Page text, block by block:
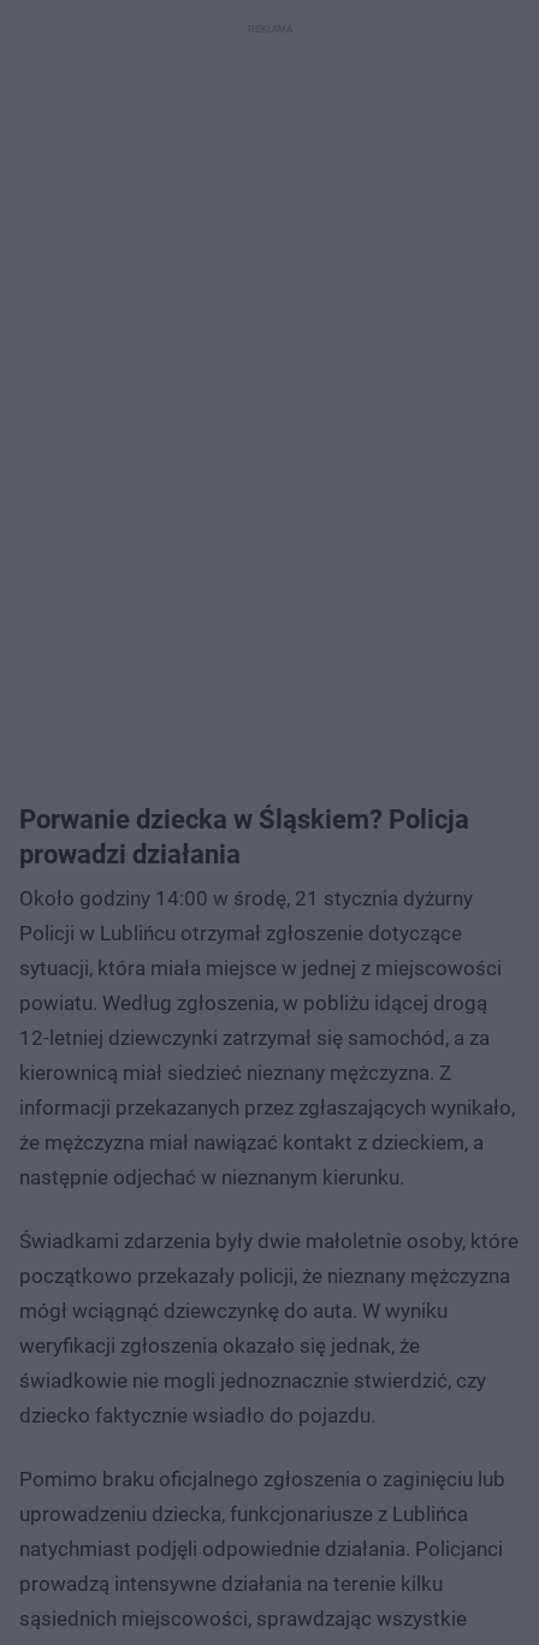
Porwanie dziecka w Śląskiem? Policja
prowadzi działania
Około godziny 14:00 w środę, 21 stycznia dyżurny
Policji w Lublińcu otrzymał zgłoszenie dotyczące
sytuacji, która miała miejsce w jednej z miejscowości
powiatu. Według zgłoszenia, w pobliżu idącej drogą
12-letniej dziewczynki zatrzymał się samochód, a za
kierownicą miał siedzieć nieznany mężczyzna. Z
informacji przekazanych przez zgłaszających wynikało,
że mężczyzna miał nawiązać kontakt z dzieckiem, a
następnie odjechać w nieznanym kierunku.
Świadkami zdarzenia były dwie małoletnie osoby, które
początkowo przekazały policji, że nieznany mężczyzna
mógł wciągnąć dziewczynkę do auta. W wyniku
weryfikacji zgłoszenia okazało się jednak, że
świadkowie nie mogli jednoznacznie stwierdzić, czy
dziecko faktycznie wsiadło do pojazdu.
Pomimo braku oficjalnego zgłoszenia o zaginięciu lub
uprowadzeniu dziecka, funkcjonariusze z Lublińca
natychmiast podjęli odpowiednie działania. Policjanci
prowadzą intensywne działania na terenie kilku
sąsiednich miejscowości, sprawdzając wszystkie